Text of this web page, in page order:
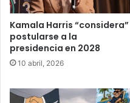
Kamala Harris “considera”
postularse a la
presidencia en 2028
10 abril, 2026